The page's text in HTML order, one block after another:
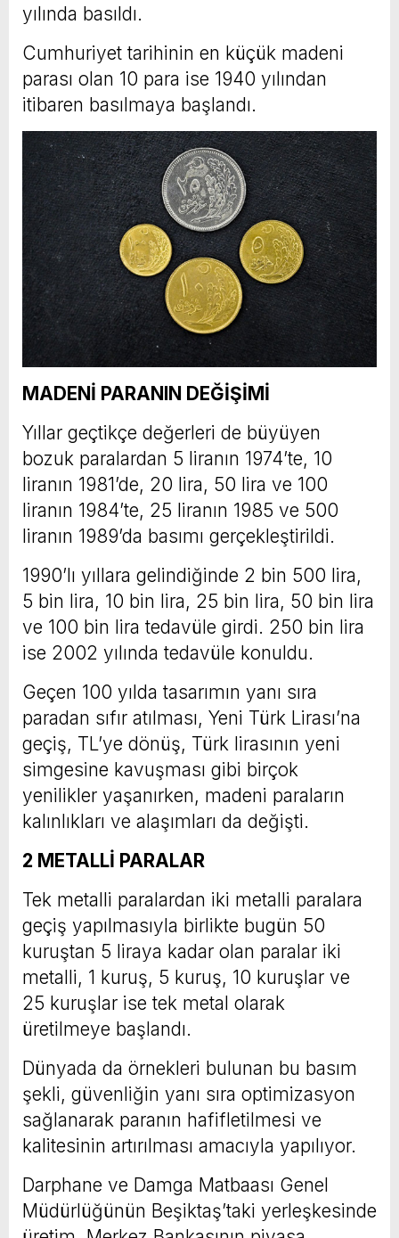
yılında basıldı.
Cumhuriyet tarihinin en küçük madeni
parası olan 10 para ise 1940 yılından
itibaren basılmaya başlandı.
MADENİ PARANIN DEĞİŞİMİ
Yıllar geçtikçe değerleri de büyüyen
bozuk paralardan 5 liranın 1974’te, 10
liranın 1981’de, 20 lira, 50 lira ve 100
liranın 1984’te, 25 liranın 1985 ve 500
liranın 1989’da basımı gerçekleştirildi.
1990’lı yıllara gelindiğinde 2 bin 500 lira,
5 bin lira, 10 bin lira, 25 bin lira, 50 bin lira
ve 100 bin lira tedavüle girdi. 250 bin lira
ise 2002 yılında tedavüle konuldu.
Geçen 100 yılda tasarımın yanı sıra
paradan sıfır atılması, Yeni Türk Lirası’na
geçiş, TL’ye dönüş, Türk lirasının yeni
simgesine kavuşması gibi birçok
yenilikler yaşanırken, madeni paraların
kalınlıkları ve alaşımları da değişti.
2 METALLİ PARALAR
Tek metalli paralardan iki metalli paralara
geçiş yapılmasıyla birlikte bugün 50
kuruştan 5 liraya kadar olan paralar iki
metalli, 1 kuruş, 5 kuruş, 10 kuruşlar ve
25 kuruşlar ise tek metal olarak
üretilmeye başlandı.
Dünyada da örnekleri bulunan bu basım
şekli, güvenliğin yanı sıra optimizasyon
sağlanarak paranın hafifletilmesi ve
kalitesinin artırılması amacıyla yapılıyor.
Darphane ve Damga Matbaası Genel
Müdürlüğünün Beşiktaş’taki yerleşkesinde